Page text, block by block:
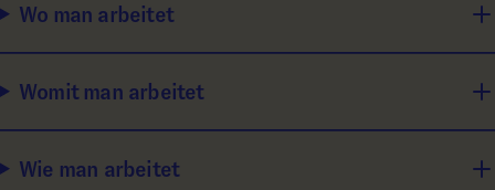
Wo man arbeitet
Womit man arbeitet
Wie man arbeitet